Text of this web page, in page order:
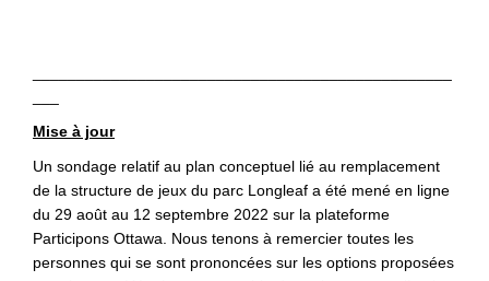
Mise à jour
Un sondage relatif au plan conceptuel lié au remplacement
de la structure de jeux du parc Longleaf a été mené en ligne
du 29 août au 12 septembre 2022 sur la plateforme
Participons Ottawa. Nous tenons à remercier toutes les
personnes qui se sont prononcées sur les options proposées